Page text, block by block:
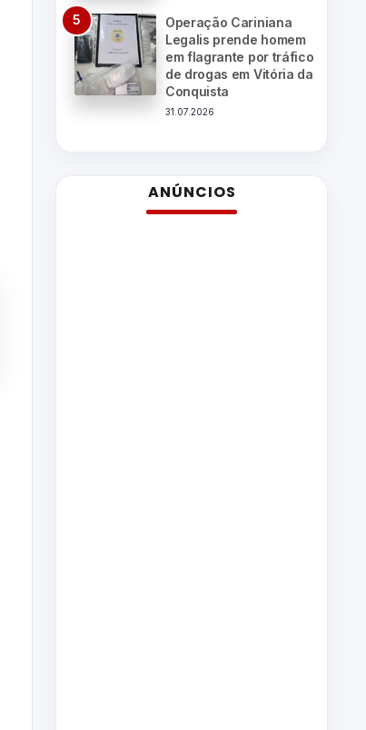
Operação Cariniana
Legalis prende homem
em flagrante por tráfico
de drogas em Vitória da
Conquista
31.07.2026
ANÚNCIOS